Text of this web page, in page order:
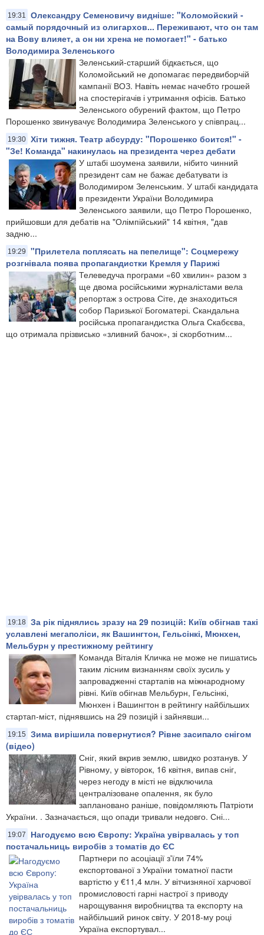
19:31
Олександру Семеновичу видніше: "Коломойский -
самый порядочный из олигархов... Переживают, что он там
на Вову влияет, а он ни хрена не помогает!" - батько
Володимира Зеленського
Зеленський-старший бідкається, що
Коломойський не допомагає передвиборчій
кампанії ВОЗ. Навіть немає начебто грошей
на спостерігачів і утримання офісів. Батько
Зеленського обурений фактом, що Петро
Порошенко звинувачує Володимира Зеленського у співпрац...
19:30 Хіти тижня. Театр абсурду: "Порошенко боится!" -
"Зе! Команда" накинулась на президента через дебати
У штабі шоумена заявили, нібито чинний
президент сам не бажає дебатувати із
Володимиром Зеленським. У штабі кандидата
в президенти України Володимира
Зеленського заявили, що Петро Порошенко,
прийшовши для дебатів на "Олімпійський" 14 квітня, "дав
задню...
19:29
"Прилетела поплясать на пепелище": Соцмережу
розгнівала поява пропагандистки Кремля у Парижі
Телеведуча програми «60 хвилин» разом з
ще двома російськими журналістами вела
репортаж з острова Сіте, де знаходиться
собор Паризької Богоматері. Скандальна
російська пропагандистка Ольга Скабєєва,
що отримала прізвисько «зливний бачок», зі скорботним...
19:18 За рік піднялись зразу на 29 позицій: Київ обігнав такі
уславлені мегаполіси, як Вашингтон, Гельсінкі, Мюнхен,
Мельбурн у престижному рейтингу
Команда Віталія Кличка не може не пишатись
таким лісним визнанням своїх зусиль у
запровадженні стартапів на міжнародному
рівні. Київ обігнав Мельбурн, Гельсінкі,
Мюнхен і Вашингтон в рейтингу найбільших
стартап-міст, піднявшись на 29 позицій і зайнявши...
19:15
Зима вирішила повернутися? Рівне засипало снігом
(відео)
Сніг, який вкрив землю, швидко розтанув. У
Рівному, у вівторок, 16 квітня, випав сніг,
через негоду в місті не відключила
централізоване опалення, як було
заплановано раніше, повідомляють Патріоти
України. . Зазначається, що опади тривали недовго. Сні...
19:07
Нагодуємо всю Європу: Україна увірвалась у топ
постачальниць виробів з томатів до ЄС
Партнери по асоціації з'їли 74%
експортованої з України томатної пасти
вартістю у €11,4 млн. У вітчизняної харчової
промисловості гарні настрої з приводу
нарощування виробництва та експорту на
найбільший ринок світу. У 2018-му році
Україна експортувал...